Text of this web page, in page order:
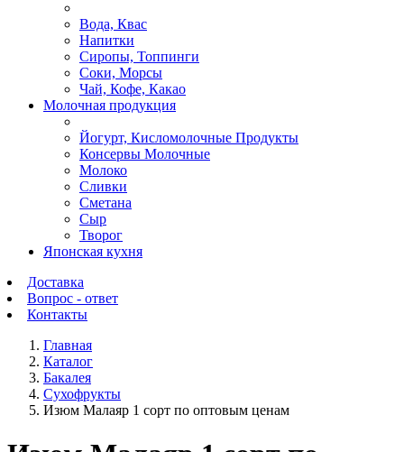
Вода, Квас
Напитки
Сиропы, Топпинги
Соки, Морсы
Чай, Кофе, Какао
Молочная продукция
Йогурт, Кисломолочные Продукты
Консервы Молочные
Молоко
Сливки
Сметана
Сыр
Творог
Японская кухня
Доставка
Вопрос - ответ
Контакты
Главная
Каталог
Бакалея
Сухофрукты
Изюм Малаяр 1 сорт по оптовым ценам